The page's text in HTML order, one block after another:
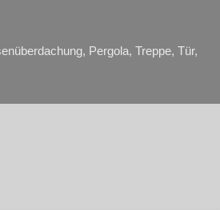
Pergola, Treppe, Tür,